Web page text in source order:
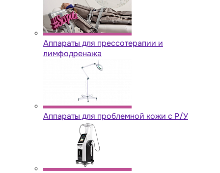
Аппараты для прессотерапии и
лимфодренажа
Аппараты для проблемной кожи с Р/У